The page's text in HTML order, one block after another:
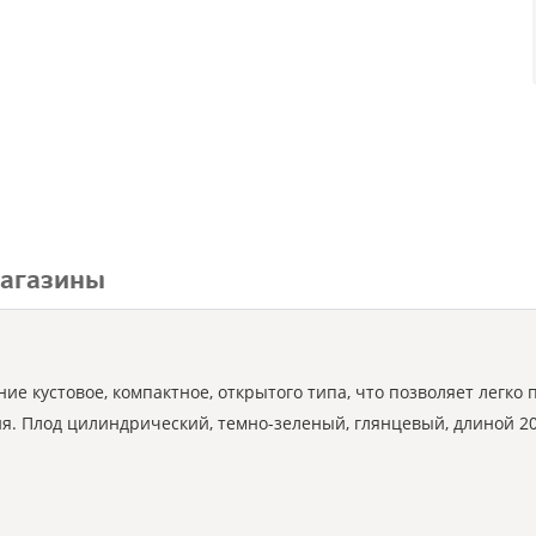
кустовое, компактное, открытого типа, что позволяет
цилиндрический, темно-зеленый, глянцевый, длиной